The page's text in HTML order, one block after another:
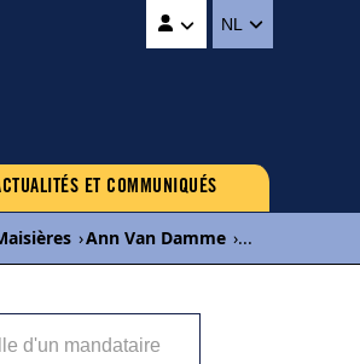
NL
ET COMMUNIQUÉS
›Ann Van Damme ›...